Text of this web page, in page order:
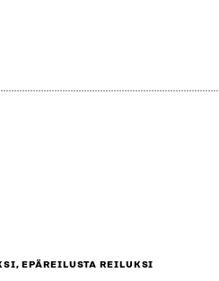
EPÄREILUSTA REILUKSI